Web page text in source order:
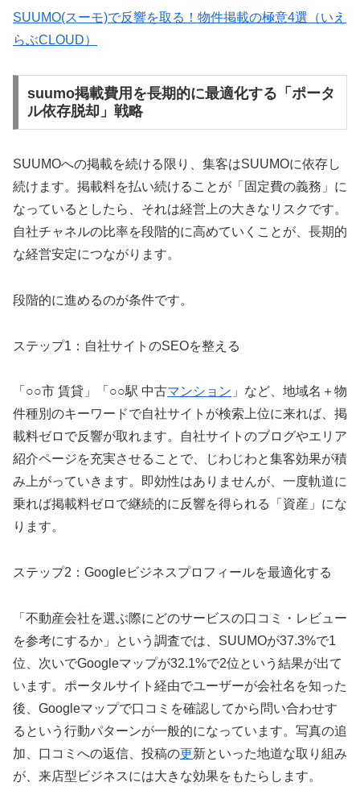
SUUMO(スーモ)で反響を取る！物件掲載の極意4選（いえ
らぶCLOUD）
suumo掲載費用を長期的に最適化する「ポータ
ル依存脱却」戦略
SUUMOへの掲載を続ける限り、集客はSUUMOに依存し
続けます。掲載料を払い続けることが「固定費の義務」に
なっているとしたら、それは経営上の大きなリスクです。
自社チャネルの比率を段階的に高めていくことが、長期的
な経営安定につながります。
段階的に進めるのが条件です。
ステップ1：自社サイトのSEOを整える
「○○市 賃貸」「○○駅 中古マンション 」など、地域名＋物
件種別のキーワードで自社サイトが検索上位に来れば、掲
載料ゼロで反響が取れます。自社サイトのブログやエリア
紹介ページを充実させることで、じわじわと集客効果が積
み上がっていきます。即効性はありませんが、一度軌道に
乗れば掲載料ゼロで継続的に反響を得られる「資産」にな
ります。
ステップ2：Googleビジネスプロフィールを最適化する
「不動産会社を選ぶ際にどのサービスの口コミ・レビュー
を参考にするか」という調査では、SUUMOが37.3%で1
位、次いでGoogleマップが32.1%で2位という結果が出て
います。ポータルサイト経由でユーザーが会社名を知った
後、Googleマップで口コミを確認してから問い合わせす
るという行動パターンが一般的になっています。写真の追
加、口コミへの返信、投稿の更新といった地道な取り組み
が、来店型ビジネスには大きな効果をもたらします。